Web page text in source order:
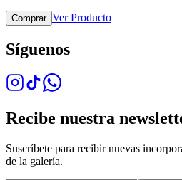
Comprar Ver Producto
Síguenos
Recibe nuestra
Suscríbete para recibir nuevas
de la galería.